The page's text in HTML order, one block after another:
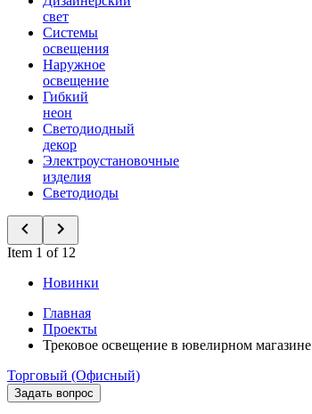
свет
Системы
освещения
Наружное
освещение
Гибкий
неон
Светодиодный
декор
Электроустановочные
изделия
Светодиоды
Item 1 of 12
Новинки
Главная
Проекты
Трековое освещение в ювелирном магазине
Торговый (Офисный)
Задать вопрос